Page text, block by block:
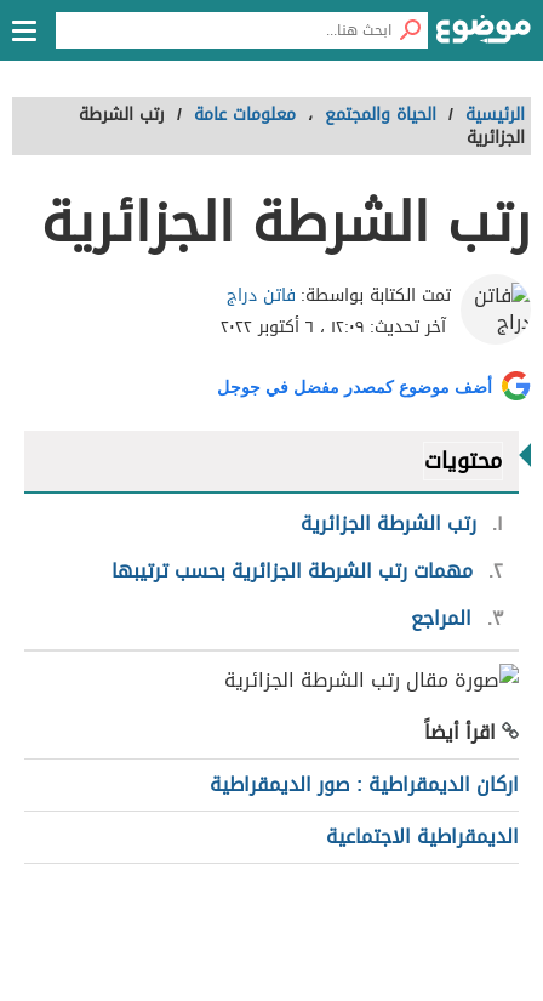
الرئيسية / الحياة والمجتمع ، معلومات عامة / رتب الشرطة
الجزائرية
رتب الشرطة الجزائرية
تمت الكتابة بواسطة: فاتن دراج
آخر تحديث: ١٢:٠٩ ، ٦ أكتوبر ٢٠٢٢
أضف موضوع كمصدر مفضل في جوجل
محتويات
١ رتب الشرطة الجزائرية
٢ مهمات رتب الشرطة الجزائرية بحسب ترتيبها
٣
المراجع
اقرأ أيضاً
اركان الديمقراطية : صور الديمقراطية
الديمقراطية الاجتماعية